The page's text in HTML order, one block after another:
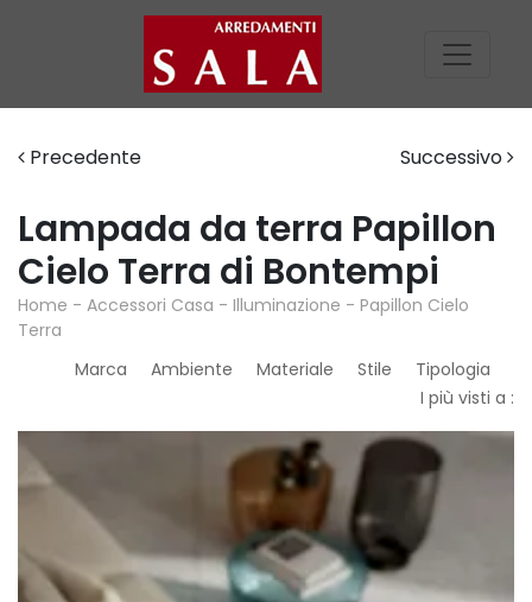
Precedente Successivo
Lampada da terra Papillon
Cielo Terra di Bontempi
Home - Accessori Casa - Illuminazione - Papillon Cielo
Terra
Marca
Ambiente Materiale Stile
Tipologia
I più visti a :